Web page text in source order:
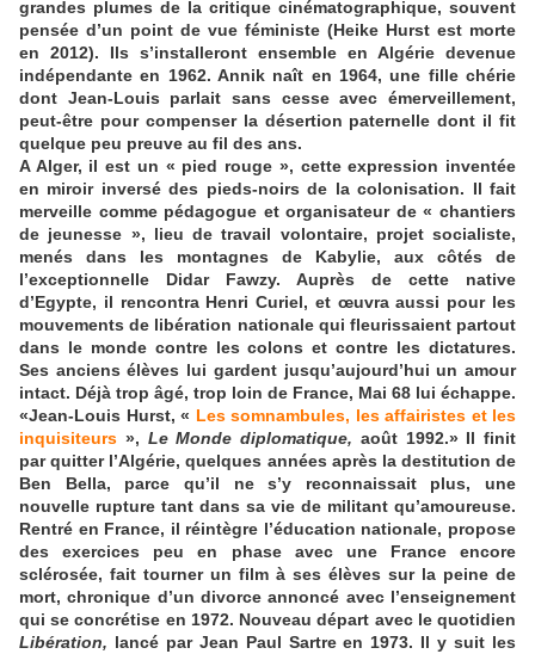
grandes plumes de la critique cinématographique, souvent
pensée d’un point de vue féministe (Heike Hurst est morte
en 2012). Ils s’installeront ensemble en Algérie devenue
indépendante en 1962. Annik naît en 1964, une fille chérie
dont Jean-Louis parlait sans cesse avec émerveillement,
peut-être pour compenser la désertion paternelle dont il fit
quelque peu preuve au fil des ans.
A Alger, il est un « pied rouge », cette expression inventée
en miroir inversé des pieds-noirs de la colonisation. Il fait
merveille comme pédagogue et organisateur de « chantiers
de jeunesse », lieu de travail volontaire, projet socialiste,
menés dans les montagnes de Kabylie, aux côtés de
l’exceptionnelle Didar Fawzy. Auprès de cette native
d’Egypte, il rencontra Henri Curiel, et œuvra aussi pour les
mouvements de libération nationale qui fleurissaient partout
dans le monde contre les colons et contre les dictatures.
Ses anciens élèves lui gardent jusqu’aujourd’hui un amour
intact. Déjà trop âgé, trop loin de France, Mai 68 lui échappe.
Jean-Louis Hurst, « Les somnambules, les affairistes et les
inquisiteurs », Le Monde diplomatique, août 1992. Il finit
par quitter l’Algérie, quelques années après la destitution de
Ben Bella, parce qu’il ne s’y reconnaissait plus, une
nouvelle rupture tant dans sa vie de militant qu’amoureuse.
Rentré en France, il réintègre l’éducation nationale, propose
des exercices peu en phase avec une France encore
sclérosée, fait tourner un film à ses élèves sur la peine de
mort, chronique d’un divorce annoncé avec l’enseignement
qui se concrétise en 1972. Nouveau départ avec le quotidien
Libération, lancé par Jean Paul Sartre en 1973. Il y suit les